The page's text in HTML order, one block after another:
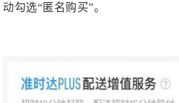
动勾选“匿名购买”。